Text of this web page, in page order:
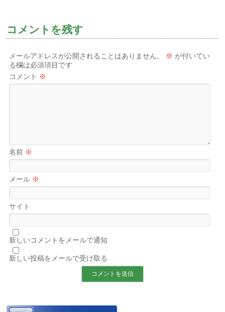
コメントを残す
メールアドレスが公開されることはありません。 ※ が付いてい
る欄は必須項目です
コメント ※
名前 ※
メール ※
サイト
新しいコメントをメールで通知
新しい投稿をメールで受け取る